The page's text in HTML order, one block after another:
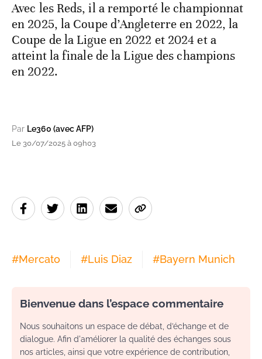
Avec les Reds, il a remporté le championnat
en 2025, la Coupe d’Angleterre en 2022, la
Coupe de la Ligue en 2022 et 2024 et a
atteint la finale de la Ligue des champions
en 2022.
Par Le360 (avec AFP)
Le 30/07/2025 à 09h03
#Mercato #Luis Diaz #Bayern Munich
Bienvenue dans l’espace commentaire
Nous souhaitons un espace de débat, d’échange et de
dialogue. Afin d'améliorer la qualité des échanges sous
nos articles, ainsi que votre expérience de contribution,